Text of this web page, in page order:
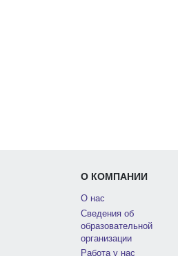
О КОМПАНИИ
О нас
Сведения об
образовательной
организации
Работа у нас